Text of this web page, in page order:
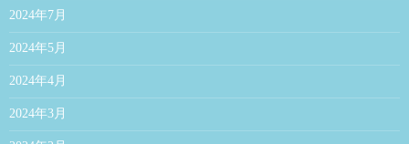
2024年7月
2024年5月
2024年4月
2024年3月